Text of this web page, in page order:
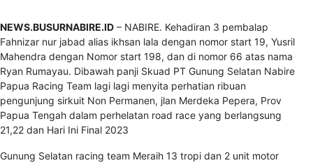
NEWS.BUSURNABIRE.ID – NABIRE. Kehadiran 3 pembalap
Fahnizar nur jabad alias ikhsan lala dengan nomor start 19, Yusril
Mahendra dengan Nomor start 198, dan di nomor 66 atas nama
Ryan Rumayau. Dibawah panji Skuad PT Gunung Selatan Nabire
Papua Racing Team lagi lagi menyita perhatian ribuan
pengunjung sirkuit Non Permanen, jlan Merdeka Pepera, Prov
Papua Tengah dalam perhelatan road race yang berlangsung
21,22 dan Hari Ini Final 2023
Gunung Selatan racing team Meraih 13 tropi dan 2 unit motor